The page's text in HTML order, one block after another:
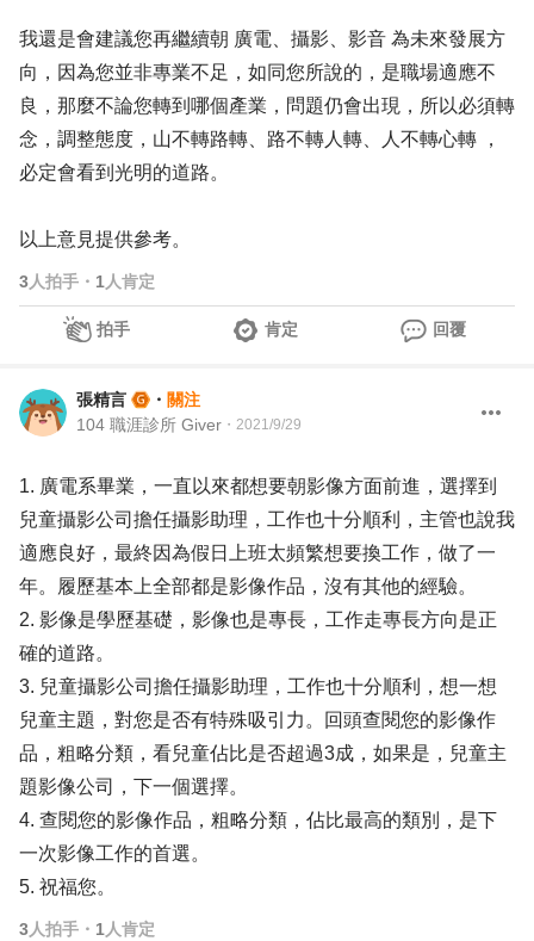
我還是會建議您再繼續朝 廣電、攝影、影音 為未來發展方
向，因為您並非專業不足，如同您所說的，是職場適應不
良，那麼不論您轉到哪個產業，問題仍會出現，所以必須轉
念，調整態度，山不轉路轉、路不轉人轉、人不轉心轉 ，
必定會看到光明的道路。
以上意見提供參考。
3人拍手 ・ 1 人肯定
拍手 肯定 回覆
張精言 ・ 關注
104 職涯診所 Giver ・ 2021/9/29
1. 廣電系畢業，一直以來都想要朝影像方面前進，選擇到
兒童攝影公司擔任攝影助理，工作也十分順利，主管也說我
適應良好，最終因為假日上班太頻繁想要換工作，做了一
年。履歷基本上全部都是影像作品，沒有其他的經驗。
2. 影像是學歷基礎，影像也是專長，工作走專長方向是正
確的道路。
3. 兒童攝影公司擔任攝影助理，工作也十分順利，想一想
兒童主題，對您是否有特殊吸引力。回頭查閱您的影像作
品，粗略分類，看兒童佔比是否超過3成，如果是，兒童主
題影像公司，下一個選擇。
4. 查閱您的影像作品，粗略分類，佔比最高的類別，是下
一次影像工作的首選。
5. 祝福您。
3人拍手 ・ 1 人肯定